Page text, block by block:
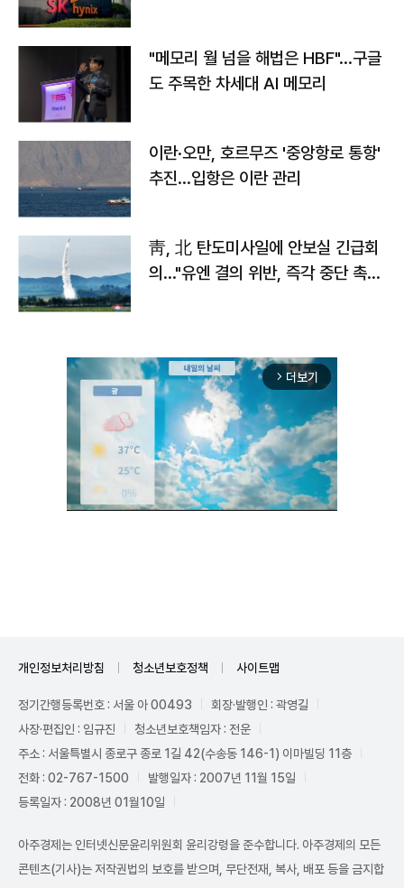
"메모리 월 넘을 해법은 HBF"…구글
도 주목한 차세대 AI 메모리
이란·오만, 호르무즈 '중앙항로 통항'
추진…입항은 이란 관리
靑, 北 탄도미사일에 안보실 긴급회
의…"유엔 결의 위반, 즉각 중단 촉
arrow_forward_ios 더보기
개인정보처리방침 청소년보호정책 사이트맵
정기간행등록번호 : 서울 아 00493
회장·발행인 : 곽영길
사장·편집인 : 임규진
청소년보호책임자 : 전운
주소 : 서울특별시 종로구 종로 1길 42(수송동 146-1) 이마빌딩 11층
전화 : 02-767-1500
발행일자 : 2007년 11월 15일
등록일자 : 2008년 01월10일
아주경제는 인터넷신문윤리위원회 윤리강령을 준수합니다. 아주경제의 모든
콘텐츠(기사)는 저작권법의 보호를 받으며, 무단전재, 복사, 배포 등을 금지합